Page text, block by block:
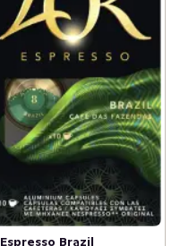
Espresso Brazil